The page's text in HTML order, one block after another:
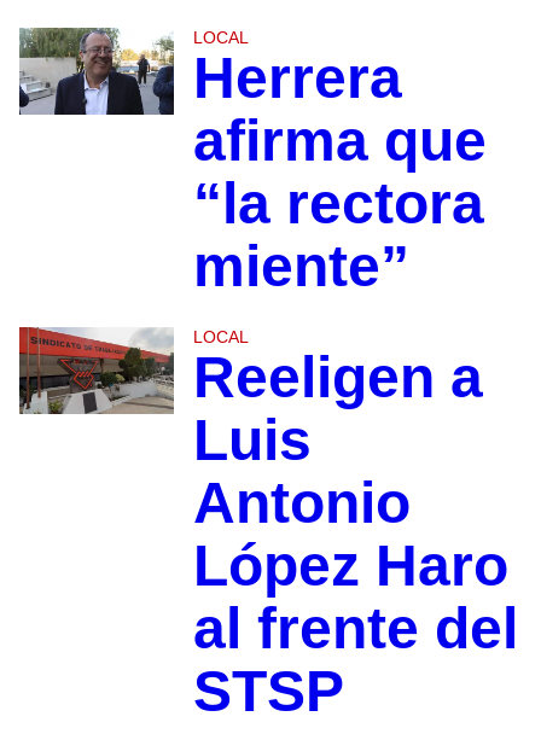
LOCAL
Herrera
afirma que
“la rectora
miente”
LOCAL
Reeligen a
Luis
Antonio
López Haro
al frente del
STSP